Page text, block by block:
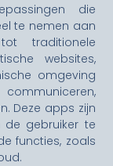
die
te nemen aan
traditionele
websites,
omgeving
Deze apps zijn
gebruiker te
functies, zoals